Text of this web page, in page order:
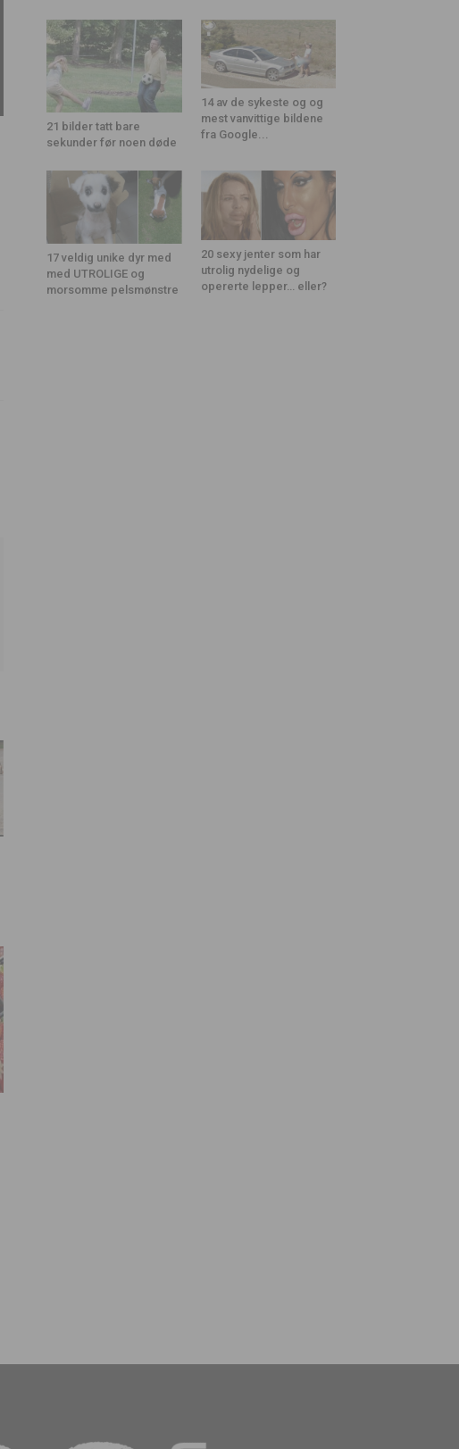
21 bilder tatt bare
sekunder før noen døde
14 av de sykeste og og
mest vanvittige bildene
fra Google...
17 veldig unike dyr med
med UTROLIGE og
morsomme pelsmønstre
20 sexy jenter som har
utrolig nydelige og
opererte lepper… eller?